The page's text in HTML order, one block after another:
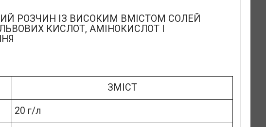
РОЗЧИН ІЗ ВИСОКИМ ВМІСТОМ СОЛЕЙ
КИСЛОТ, АМІНОКИСЛОТ І
ЗМІСТ
20 г/л